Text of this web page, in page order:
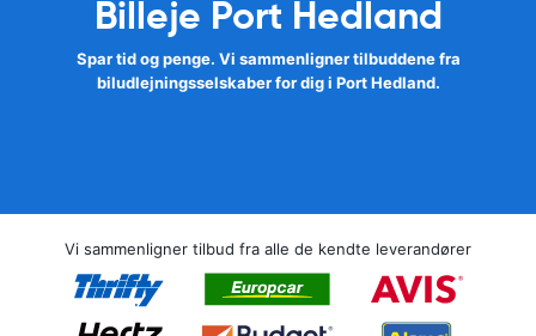
Billeje Port Hedland
Spar tid og penge. Vi sammenligner tilbuddene fra
biludlejningsselskaber for dig i Port Hedland.
Vi sammenligner tilbud fra alle de kendte leverandører